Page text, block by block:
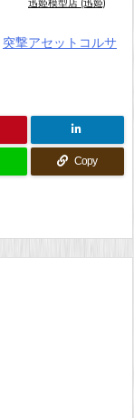
迅姫模型店 (迅姫)
突撃アセットコルサ
Copy